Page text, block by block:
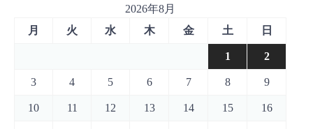
2026年8月
月
火 水 木 金 土 日
1 2
3 4 5 6 7 8 9
10 11 12 13 14 15 16